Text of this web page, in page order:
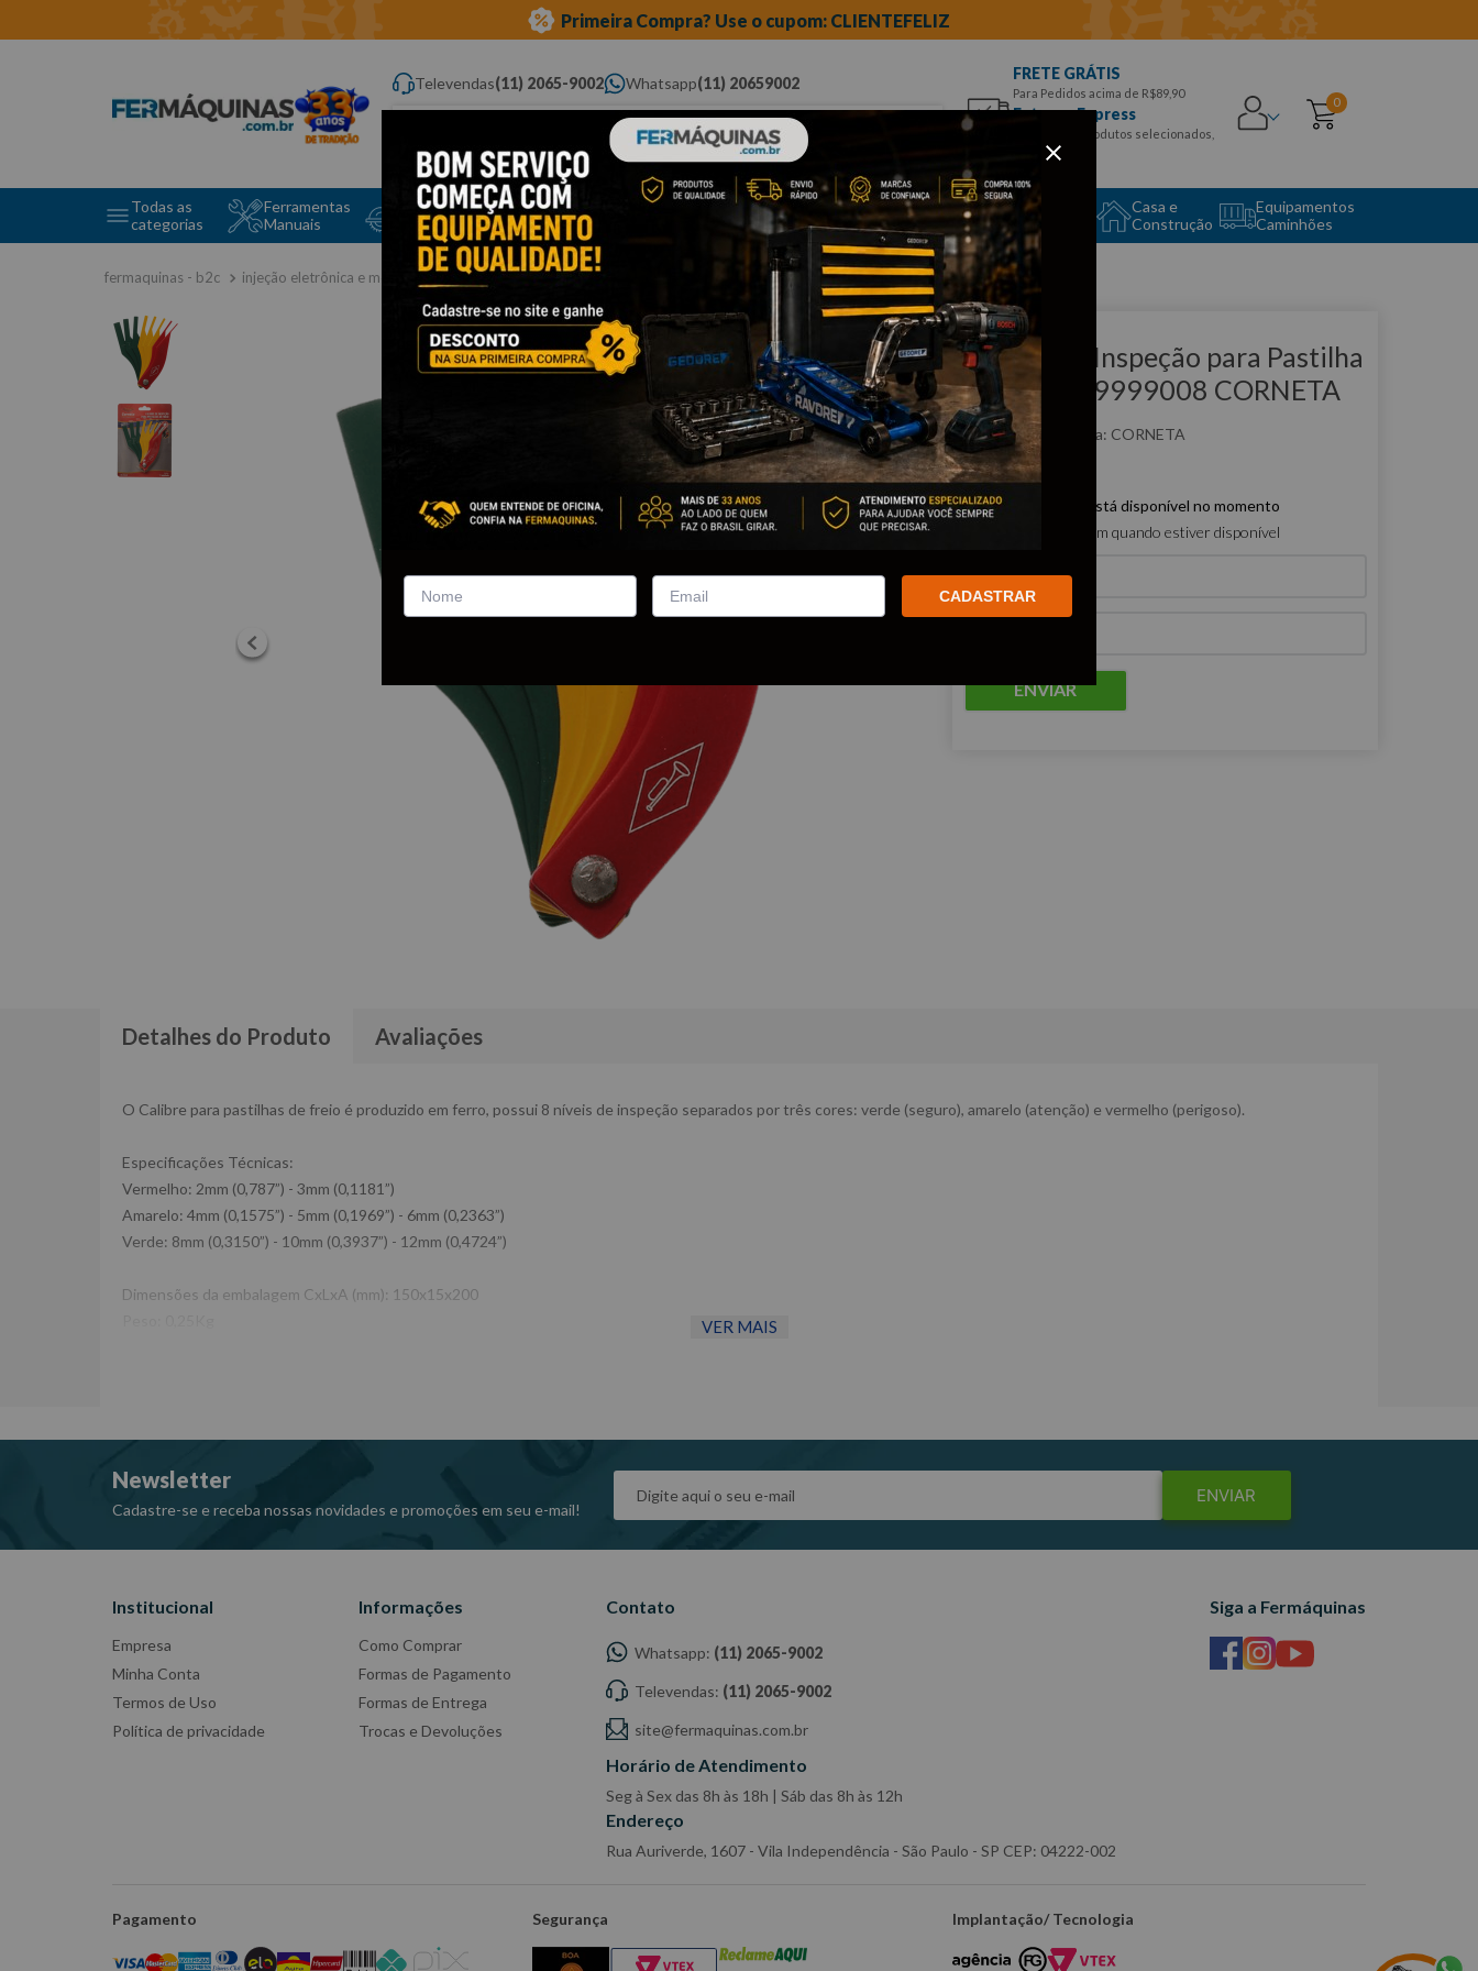
Primeira Compra? Use o cupom: CLIENTEFELIZ
Televendas(11) 2065-9002 Whatsapp(11) 20659002
Digite aqui o que você procura...
FRETE GRÁTIS
Para Pedidos acima de R$89,90
Entrega Express
para CEPS e produtos selecionados,
Aproveite!
0
Todas as
categorias
Ferramentas
Manuais
Ferramentas Elétricas
e Máquinas
Ferramentas
Ferramentas
Automotivas Especiais
Equipamento
Auto Center
Casa e
Construção
Equipamentos
Caminhões
injeção eletrônica e motor instrumentos para medidas
Clique e veja!
Calibre de Inspeção para Pastilha
de Freios - 9999008 CORNETA
:9999008 CORNETA
Este produto não está disponível no momento
Quero que me avisem quando estiver disponível
ENVIAR
Detalhes do Produto Avaliações
O Calibre para pastilhas de freio é produzido em ferro, possui 8 níveis de inspeção separados por três cores: verde (seguro), amarelo (atenção) e vermelho (perigoso).
Especificações Técnicas:
Vermelho: 2mm (0,787”) - 3mm (0,1181”)
Amarelo: 4mm (0,1575”) - 5mm (0,1969”) - 6mm (0,2363”)
Verde: 8mm (0,3150”) - 10mm (0,3937”) - 12mm (0,4724”)
Dimensões da embalagem CxLxA (mm): 150x15x200
VER MAIS
Newsletter
Cadastre-se e receba nossas novidades e promoções em seu e-mail!
ENVIAR
Institucional
Empresa
Minha Conta
Termos de Uso
Política de privacidade
Informações
Como Comprar
Formas de Pagamento
Formas de Entrega
Trocas e Devoluções
Contato
Whatsapp: (11) 2065-9002
Televendas: (11) 2065-9002
site@fermaquinas.com.br
Horário de Atendimento
Seg à Sex das 8h às 18h | Sáb das 8h às 12h
Endereço
Rua Auriverde, 1607 - Vila Independência - São Paulo - SP CEP: 04222-002
Siga a Fermáquinas
Pagamento Segurança Implantação/ Tecnologia
CADASTRAR